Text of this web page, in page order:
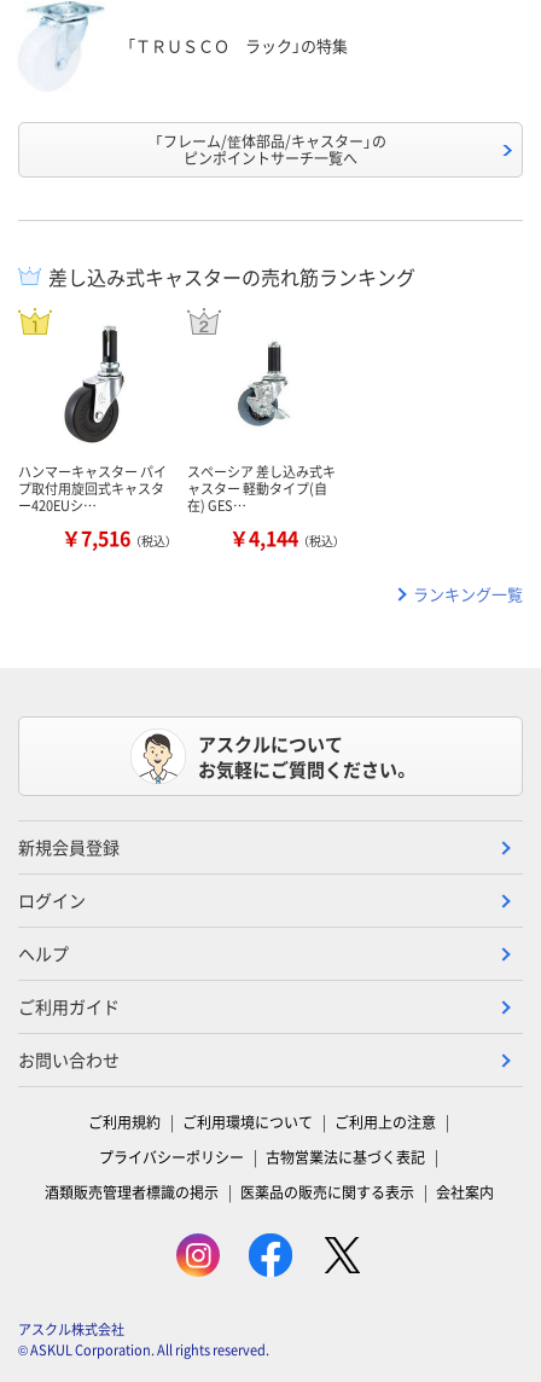
「ＴＲＵＳＣＯ ラック」の特集
「フレーム/筐体部品/キャスター」の
ピンポイントサーチ一覧へ
差し込み式キャスターの売れ筋ランキング
ハンマーキャスター パイ
プ取付用旋回式キャスタ
ー420EUシ…
￥7,516 （税込）
スペーシア 差し込み式キ
ャスター 軽動タイプ(自
在) GES…
￥4,144 （税込）
ランキング一覧
アスクルについて
お気軽にご質問ください。
新規会員登録
ログイン
ヘルプ
ご利用ガイド
お問い合わせ
ご利用規約 ご利用環境について
ご利用上の注意
プライバシーポリシー
古物営業法に基づく表記
酒類販売管理者標識の掲示
医薬品の販売に関する表示 会社案内
アスクル株式会社
© ASKUL Corporation. All rights reserved.